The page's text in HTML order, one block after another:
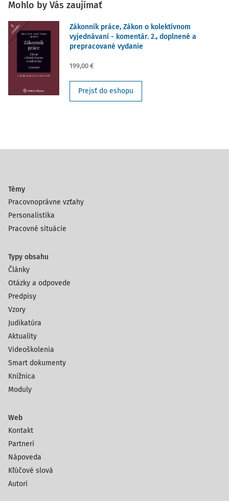
Mohlo by Vás zaujímať
Zákonník práce, Zákon o kolektívnom
vyjednávaní - komentár. 2., doplnené a
prepracované vydanie
199,00 €
Prejsť do eshopu
Témy
Pracovnoprávne vzťahy
Personalistika
Pracovné situácie
Typy obsahu
Články
Otázky a odpovede
Predpisy
Vzory
Judikatúra
Aktuality
Videoškolenia
Smart dokumenty
Knižnica
Moduly
Web
Kontakt
Partneri
Nápoveda
Kľúčové slová
Autori